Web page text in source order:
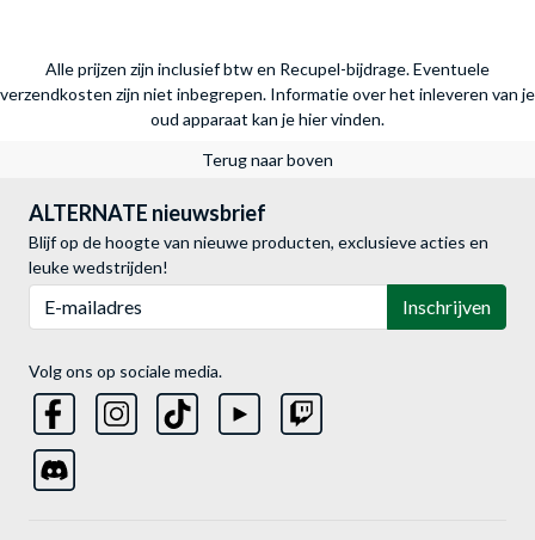
Alle prijzen zijn inclusief btw en Recupel-bijdrage. Eventuele
verzendkosten zijn niet inbegrepen. Informatie over het inleveren van je
oud apparaat kan je hier vinden.
Terug naar boven
ALTERNATE nieuwsbrief
Blijf op de hoogte van nieuwe producten, exclusieve acties en
leuke wedstrijden!
Inschrijven
Volg ons op sociale media.